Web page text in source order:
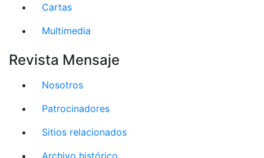
Cartas
Multimedia
Revista Mensaje
Nosotros
Patrocinadores
Sitios relacionados
Archivo histórico